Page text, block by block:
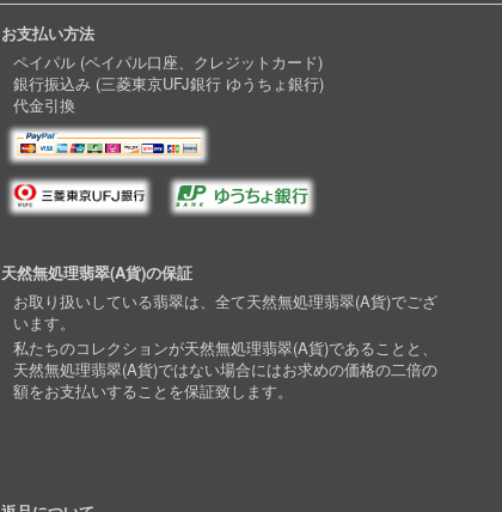
お支払い方法
ペイパル (ペイパル口座、クレジットカード)
銀行振込み (三菱東京UFJ銀行 ゆうちょ銀行)
代金引換
天然無処理翡翠(A貨)の保証
お取り扱いしている翡翠は、全て天然無処理翡翠(A貨)でござ
います。
私たちのコレクションが天然無処理翡翠(A貨)であることと、
天然無処理翡翠(A貨)ではない場合にはお求めの価格の二倍の
額をお支払いすることを保証致します。